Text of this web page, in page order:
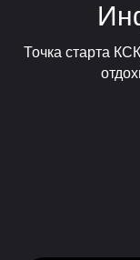
Точка старта